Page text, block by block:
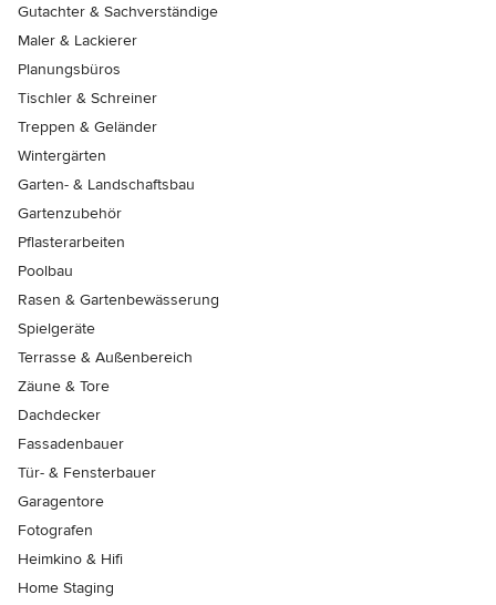
Gutachter & Sachverständige
Maler & Lackierer
Planungsbüros
Tischler & Schreiner
Treppen & Geländer
Wintergärten
Garten- & Landschaftsbau
Gartenzubehör
Pflasterarbeiten
Poolbau
Rasen & Gartenbewässerung
Spielgeräte
Terrasse & Außenbereich
Zäune & Tore
Dachdecker
Fassadenbauer
Tür- & Fensterbauer
Garagentore
Fotografen
Heimkino & Hifi
Home Staging